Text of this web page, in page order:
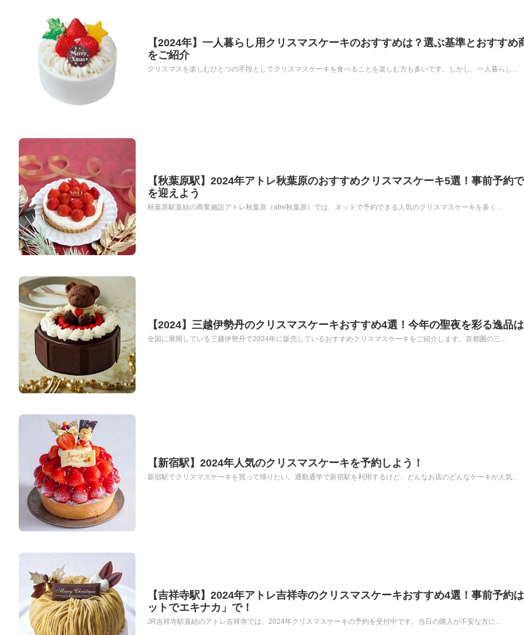
【2024年】一人暮らし用クリスマスケーキのおすすめは？選ぶ基準とおすすめ
をご紹介
クリスマスを楽しむひとつの手段としてクリスマスケーキを食べることを楽しむ方も多いです。しかし、一人暮らし...
【秋葉原駅】2024年アトレ秋葉原のおすすめクリスマスケーキ5選！事前予約
を迎えよう
秋葉原駅直結の商業施設アトレ秋葉原（atre秋葉原）では、ネットで予約できる人気のクリスマスケーキを多く...
【2024】三越伊勢丹のクリスマスケーキおすすめ4選！今年の聖夜を彩る逸品
全国に展開している三越伊勢丹で2024年に販売しているおすすめクリスマスケーキをご紹介します。首都圏の三...
【新宿駅】2024年人気のクリスマスケーキを予約しよう！
新宿駅でクリスマスケーキを買って帰りたい。通勤通学で新宿駅を利用するけど、どんなお店のどんなケーキが人気...
【吉祥寺駅】2024年アトレ吉祥寺のクリスマスケーキおすすめ4選！事前予約
ットでエキナカ」で！
JR吉祥寺駅直結のアトレ吉祥寺では、2024年クリスマスケーキの予約を受付中です。当日の購入が不安な方に...